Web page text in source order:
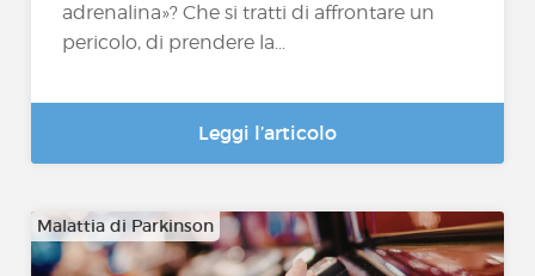
adrenalina»? Che si tratti di affrontare un
pericolo, di prendere la...
Leggi l’articolo
Malattia di Parkinson